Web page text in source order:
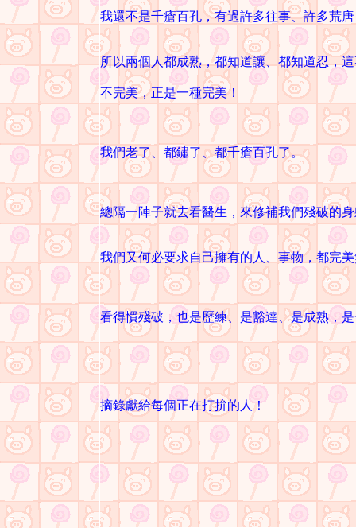
我還不是千瘡百孔，有過許多往事、許多荒
所以兩個人都成熟，都知道讓、都知道忍，
不完美，正是一種完美！
我們老了、都鏽了、都千瘡百孔了。
總隔一陣子就去看醫生，來修補我們殘破的
我們又何必要求自己擁有的人、事物，都完
看得慣殘破，也是歷練、是豁達、是成熟，
摘錄獻給每個正在打拚的人！